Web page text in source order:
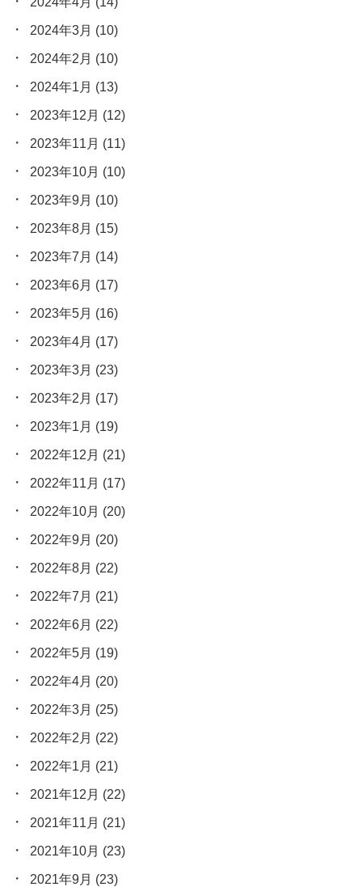
2024年3月 (10)
2024年2月 (10)
2024年1月 (13)
2023年12月 (12)
2023年11月 (11)
2023年10月 (10)
2023年9月 (10)
2023年8月 (15)
2023年7月 (14)
2023年6月 (17)
2023年5月 (16)
2023年4月 (17)
2023年3月 (23)
2023年2月 (17)
2023年1月 (19)
2022年12月 (21)
2022年11月 (17)
2022年10月 (20)
2022年9月 (20)
2022年8月 (22)
2022年7月 (21)
2022年6月 (22)
2022年5月 (19)
2022年4月 (20)
2022年3月 (25)
2022年2月 (22)
2022年1月 (21)
2021年12月 (22)
2021年11月 (21)
2021年10月 (23)
2021年9月 (23)